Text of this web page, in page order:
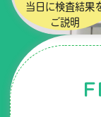
当日に検査結果
ご説明